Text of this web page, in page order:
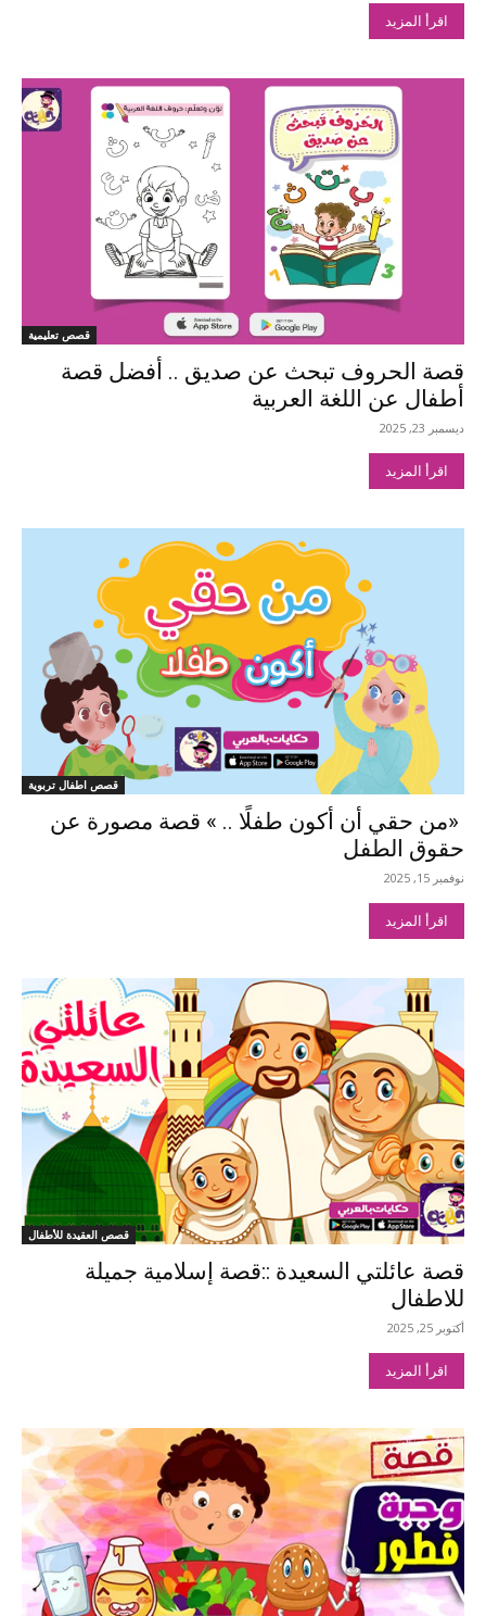
اقرأ المزيد
قصص تعليمية
قصة الحروف تبحث عن صديق .. أفضل قصة
أطفال عن اللغة العربية
ديسمبر 23, 2025
اقرأ المزيد
قصص اطفال تربوية
«من حقي أن أكون طفلًا .. » قصة مصورة عن
حقوق الطفل
نوفمبر 15, 2025
اقرأ المزيد
قصص العقيدة للأطفال
قصة عائلتي السعيدة ::قصة إسلامية جميلة
للاطفال
أكتوبر 25, 2025
اقرأ المزيد